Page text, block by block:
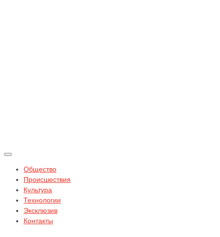
Общество
Происшествия
Культура
Технологии
Эксклюзив
Контакты